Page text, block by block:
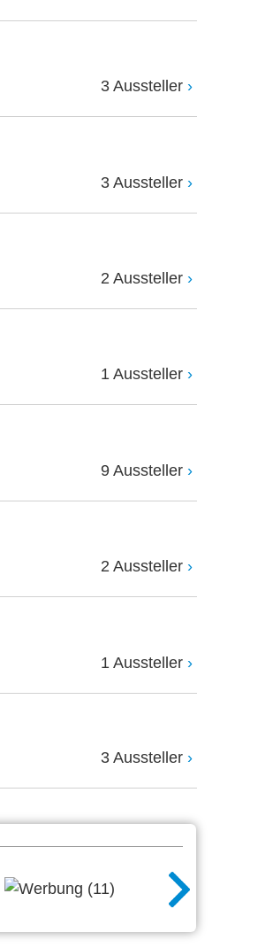
3 Aussteller
3 Aussteller
2 Aussteller
1 Aussteller
9 Aussteller
2 Aussteller
1 Aussteller
3 Aussteller